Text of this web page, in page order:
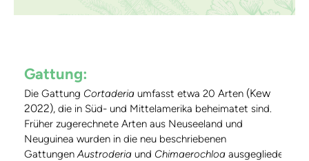
Gattung:
Die Gattung Cortaderia umfasst etwa 20 Arten (Kew
2022), die in Süd- und Mittelamerika beheimatet sind.
Früher zugerechnete Arten aus Neuseeland und
Neuguinea wurden in die neu beschriebenen
GattungenAustroderia und Chimaerochloa ausgegliedert.